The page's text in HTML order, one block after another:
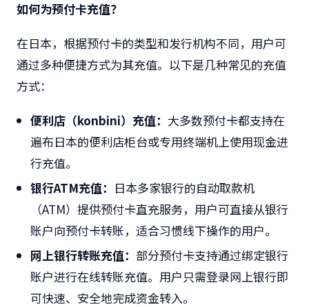
如何为预付卡充值？
在日本，根据预付卡的类型和发行机构不同，用户可
通过多种便捷方式为其充值。以下是几种常见的充值
方式：
便利店（konbini）充值： 大多数预付卡都支持在
遍布日本的便利店柜台或专用终端机上使用现金进
行充值。
银行ATM充值： 日本多家银行的自动取款机
（ATM）提供预付卡直充服务，用户可直接从银行
账户向预付卡转账，适合习惯线下操作的用户。
网上银行转账充值： 部分预付卡支持通过绑定银行
账户进行在线转账充值。用户只需登录网上银行即
可快速、安全地完成资金转入。